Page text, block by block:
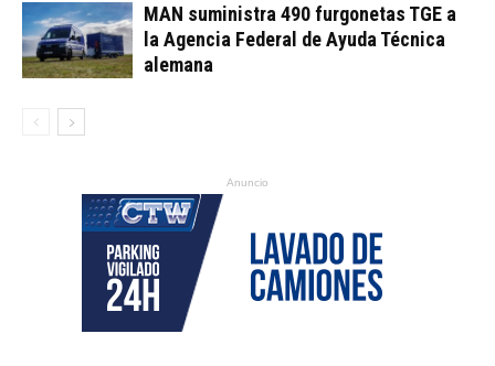
MAN suministra 490 furgonetas TGE a
la Agencia Federal de Ayuda Técnica
alemana
Anuncio